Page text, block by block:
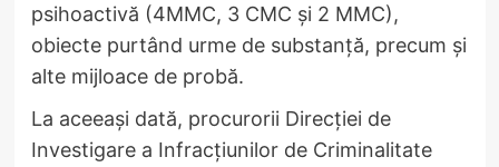
psihoactivă (4MMC, 3 CMC și 2 MMC),
obiecte purtând urme de substanță, precum și
alte mijloace de probă.
La aceeași dată, procurorii Direcției de
Investigare a Infracțiunilor de Criminalitate